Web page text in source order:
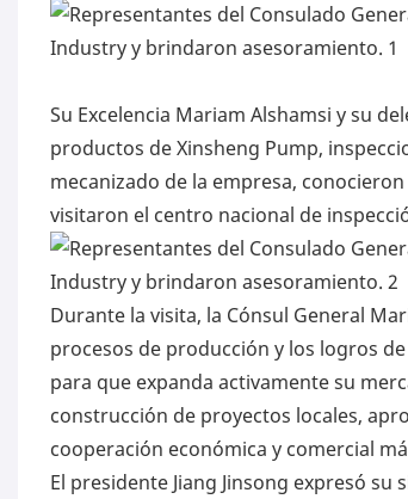
Su Excelencia Mariam Alshamsi y su
productos de Xinsheng Pump,
mecanizado de la empresa,
visitaron el centro nacional de
Durante la visita, la Cónsul General
procesos de producción y los logros
para que expanda activamente su
construcción de proyectos locales,
cooperación económica y comercial
El presidente Jiang Jinsong expresó